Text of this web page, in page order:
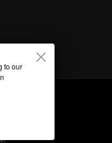
to our